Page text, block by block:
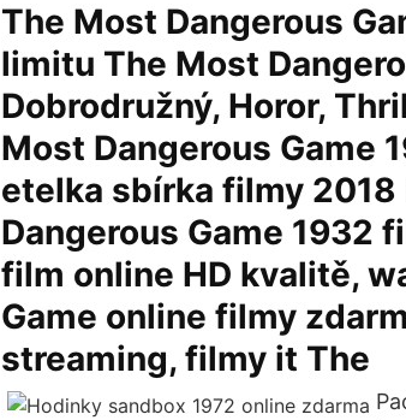
The Most Dangerous
limitu The Most
Dobrodružný, Horor,
Most Dangerous Game
etelka sbírka filmy
Dangerous Game 1932
film online HD kvalitě,
Game online filmy
streaming, filmy it The